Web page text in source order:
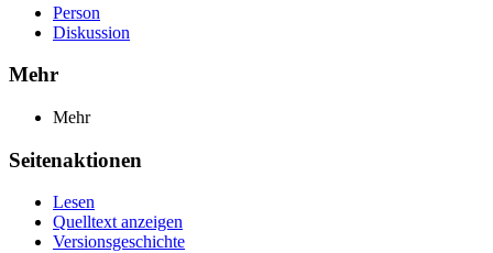
Person
Diskussion
Mehr
Mehr
Seitenaktionen
Lesen
Quelltext anzeigen
Versionsgeschichte